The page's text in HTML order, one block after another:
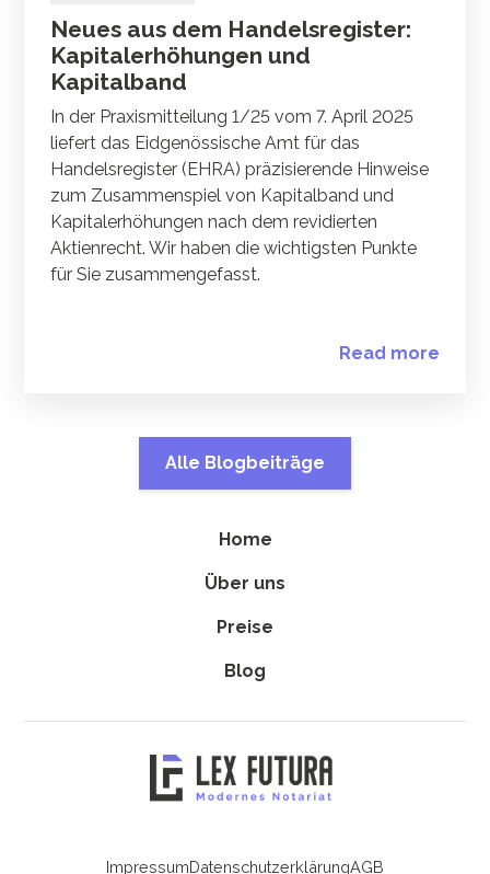
Neues aus dem Handelsregister:
Kapitalerhöhungen und
Kapitalband
In der Praxismitteilung 1/25 vom 7. April 2025
liefert das Eidgenössische Amt für das
Handelsregister (EHRA) präzisierende Hinweise
zum Zusammenspiel von Kapitalband und
Kapitalerhöhungen nach dem revidierten
Aktienrecht. Wir haben die wichtigsten Punkte
für Sie zusammengefasst.
Read more
Alle Blogbeiträge
Home
Über uns
Preise
Blog
ImpressumDatenschutzerklärungAGB